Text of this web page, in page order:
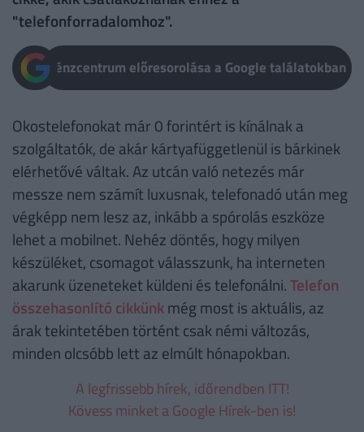
"telefonforradalomhoz".
Pénzcentrum előresorolása a Google találatokban
Okostelefonokat már 0 forintért is kínálnak a
szolgáltatók, de akár kártyafüggetlenül is bárkinek
elérhetővé váltak. Az utcán való netezés már
messze nem számít luxusnak, telefonadó után meg
végképp nem lesz az, inkább a spórolás eszköze
lehet a mobilnet. Nehéz döntés, hogy milyen
készüléket, csomagot válasszunk, ha interneten
akarunk üzeneteket küldeni és telefonálni.Telefon
összehasonlító cikkünkmég most is aktuális, az
árak tekintetében történt csak némi változás,
minden olcsóbb lett az elmúlt hónapokban.
A legfrissebb hírek, időrendben ITT!
Kövess minket a Google Hírek-ben is!